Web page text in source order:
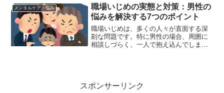
な対処法をご紹介します。妻の浮気を示
す10の兆候妻の行動や...
メンタルケア・悩み
職場いじめの実態と対策：男性の
悩みを解決する7つのポイント
職場いじめは、多くの人々が直面する深
刻な問題です。特に男性の場合、周囲に
相談しづらく、一人で抱え込んでしまう
スポンサーリンク